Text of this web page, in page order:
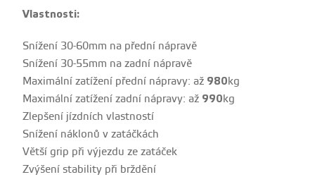
Vlastnosti:
Snížení 30-60mm na přední nápravě
Snížení 30-55mm na zadní nápravě
Maximální zatížení přední nápravy: až 980kg
Maximální zatížení zadní nápravy: až 990kg
Zlepšení jízdních vlastností
Snížení náklonů v zatáčkách
Větší grip při výjezdu ze zatáček
Zvýšení stability při brždění